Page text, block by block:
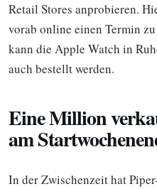
Retail Stores anprobieren.
vorab online einen Termin
kann die Apple Watch in
auch bestellt werden.
Eine Million
am
In der Zwischenzeit hat